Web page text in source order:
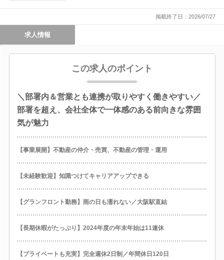
掲載終了日：2026/07/27
求人情報
この求人のポイント
＼部署内＆営業とも連携が取りやすく働きやすい／
部署を超え、会社全体で一体感のある前向きな雰囲
気が魅力
【事業展開】不動産の仲介・売買、不動産の管理・運用
【未経験歓迎】知識つけてキャリアアップできる
【グランフロント勤務】雨の日も濡れない／大阪駅直結
【長期休暇がたっぷり】2024年度の年末年始は11連休
【プライベートも充実】完全週休2日制／年間休日120日